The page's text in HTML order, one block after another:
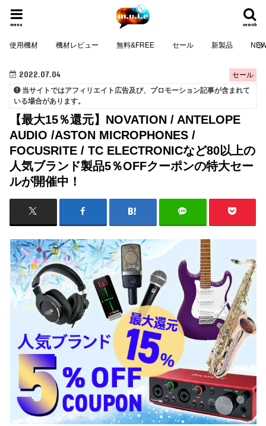
search
menu
使用機材 機材レビュー 無料&FREE セール 新製品
セール
2022.07.04
当サイトではアフィリエイト広告及び、プロモーション記事が含まれて
いる場合があります。
【最大15％還元】NOVATION / ANTELOPE
AUDIO /ASTON MICROPHONES /
FOCUSRITE / TC ELECTRONICなど80以上の
人気ブランド製品5％OFFクーポンの特大セー
ルが開催中！